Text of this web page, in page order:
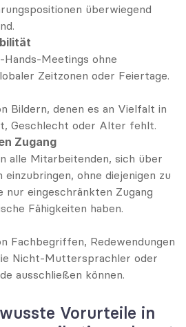
überwiegend
Hands-Meetings ohne
Zeitzonen oder Feiertage.
Bildern, denen es an Vielfalt in
Geschlecht oder Alter fehlt.
Zugang
alle Mitarbeitenden, sich über
ohne diejenigen zu
nur eingeschränkten Zugang
Fähigkeiten haben.
Fachbegriffen, Redewendungen
Nicht-Muttersprachler oder
ausschließen können.
Vorurteile in